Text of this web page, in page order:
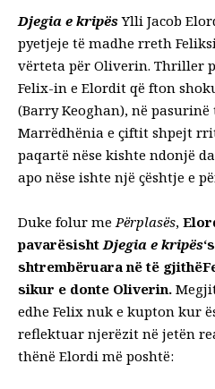
Djegia e kripës Ylli Jacob
pyetjeje të madhe rreth
vërteta për Oliverin. Thriller
Felix-in e Elordit që fton
(Barry Keoghan), në
Marrëdhënia e çiftit shpejt
paqartë nëse kishte ndonjë
apo nëse ishte një çështje e
Duke folur me Përplasës,
pavarësisht Djegia e kripës
shtrembëruara në të gjithë
sikur e donte Oliverin.
edhe Felix nuk e kupton kur
reflektuar njerëzit në jetën
thënë Elordi më poshtë: